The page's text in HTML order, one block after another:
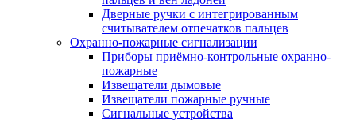
Дверные ручки с интегрированным
считывателем отпечатков пальцев
Охранно-пожарные сигнализации
Приборы приёмно-контрольные охранно-
пожарные
Извещатели дымовые
Извещатели пожарные ручные
Сигнальные устройства